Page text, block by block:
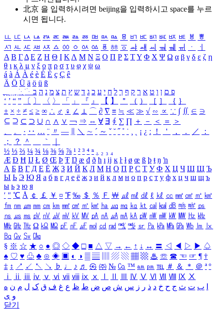
北京 을 입력하시려면 beijing을 입력하시고 space를 누르
시면 됩니다.
ㅥ ㅦ ㅧ ㅨ ㅩ ㅪ ㅫ ㅬ ㅭ ㅮ ㅯ ㅰ ㅱ ㅲ ㅳ ㅴ ㅵ ㅶ ㅷ ㅸ
ㅹ
ㅺ ㅻ ㅼ ㅽ ㅾ ㅿ ㆀ ㆁ ㆂ ㆃ ㆄ ㆅ ㆆ ㆇ ㆈ ㆉ ㆊ ㆋ ㆌ ㆍ
ㆎ
Α Β ΓΔ Ε Ζ Η Θ Ι ΚΛ Μ Ν Ξ Ο Π Ρ Σ ΤΥ Φ Χ Ψ Ω α β γ δ ε ζ η
θ ι κ λ μ ν ξ ο π ρ σ τ υ φ χ ψ ω
á à Á À é è É È ç Ç ê
Ä Ö Ü ä ö ü ß
ִֶֹ ֻּ ׁׂ פ ם ן ו ט א ר ק ף ך ל ח י ע כ ג ד ש ץ ת צ מ נ ה ב
‘ ’ “ ” 〔 〕 〈 〉 「 」 『 』 【 】 ＂ （ ） ［ ］ ｛ ｝
± × ÷ ≠ ≤ ≥ ∞ ∴ ♂ ♀ ∠ ⊥ ⌒ ∂ ∇ ≡ ≒ ≪ ≫ √ ∽ ∝ ∵ ∫ ∬ ∈ ∋
⊆ ⊇ ⊂ ⊃ ∪ ∩ ∧ ∨ ￢ ⇒ ⇔ ∀ ∃ ∮ ∑ ∏ ＋ － ＜ ＝
＞
、
。 · ‥ … ¨ 〃 ― ＼ ∼ ´ ～ ˇ ˘ ˝ ˚ ˙ ¸ ¡ ¿ ː ！ ＇ ， ． ／
：
；
？ ＾ ｀
½ ⅓ ⅔ ¼ ¾ ⅛ ⅜ ⅝ ⅞ ¹ ² ³ ⁴ ⁿ ₁ ₂ ₃ ₄
Æ Ð Ħ Ĳ Ł Ø Œ Þ Ŧ Ŋ æ đ ð ħ ı ĳ ĸ ŀ ł ø œ ß þ ŧ ŋ ŉ
А Б В Г Д Е Ё Ж З И Й К Л М Н О П Р С Т У Ф Х Ц Ч Ш Щ Ъ
Ы Ь Э Ю Я а б в г д е ё ж з и й к л м н о п р с т у ф х ц ч ш щ ъ
ы ь э ю я
′ ″ ℃ Å ￠ ￡ ￥ ¤ ℉ ‰ ＄ ％ Ｆ ￦ ㎕ ㎖ ㎗ ℓ ㎘ ㏄ ㎣ ㎤ ㎥ ㎦
㎙ ㎚ ㎛ ㎜ ㎝ ㎞ ㎟ ㎠ ㎡ ㎢ ㏊ ㎍ ㎎ ㎏ ㏏ ㎈ ㎉ ㏈ ㎧ ㎨ ㎰
㎱ ㎲ ㎳ ㎴ ㎵ ㎶ ㎷ ㎸ ㎹ ㎀ ㎁ ㎂ ㎃ ㎄ ㎺ ㎻ ㎽ ㎾ ㎿ ㎐ ㎑
㎒ ㎓ ㎔ Ω ㏀ ㏁ ㎊ ㎋ ㎌ ㏖ ㏅ ㎭ ㎮ ㎯ ㏛ ㎩ ㎪ ㎫ ㎬ ㏝ ㏐
㏓
㏃ ㏉ ㏜ ㏆
§ ※ ☆ ★ ○ ● ◎ ◇ ◆ □ ■ △ ▽ → ← ↑ ↓ ↔ 〓 ◁ ◀ ▷ ▶ ♤
♠ ♡ ♥ ♧ ♣ ⊙ ◈ ▣ ◐ ◑ ▒ ▤ ▨ ▧ ▦ ▩ ♨ ☏ ☎ ☜ ☞ ¶ †
‡ ↕ ↗ ↙ ↖ ↘ ♭ ♩ ♪ ♬ ㉿ ㈜ № ㏇ ™ ㏂ ㏘ ℡ ＃ ＆ ＊ ＠ ª º
ⅰ
ⅱ ⅲ ⅳ ⅴ ⅵ ⅶ ⅷ ⅸ ⅹ Ⅳ Ⅴ Ⅵ Ⅶ Ⅷ Ⅸ Ⅹ
ب ت ث ج ح خ د ذ ر ز س ش ص ض ط ظ ع غ ف ق ک ل م ن ه
و ی
닫기